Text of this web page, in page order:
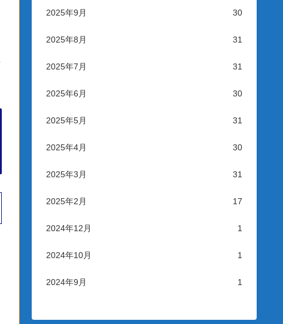
2025年9月 30
2025年8月 31
2025年7月 31
2025年6月 30
2025年5月 31
2025年4月 30
2025年3月 31
2025年2月 17
2024年12月 1
2024年10月 1
2024年9月 1